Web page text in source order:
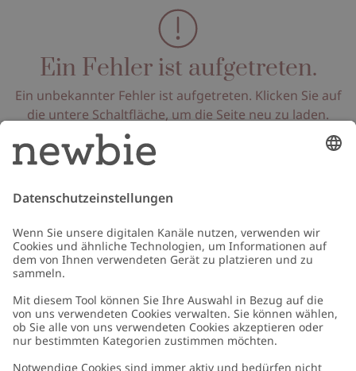
Ein Fehler ist aufgetreten.
Ein unbekannter Fehler ist aufgetreten. Klicken Sie auf
die untere Schaltfläche, um die Seite neu zu laden.
Seite neu laden